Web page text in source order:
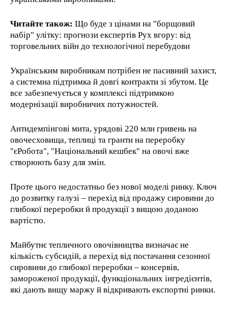
Читайте також: Що буде з цінами на "борщовий
набір" улітку: прогнози експертів Рух вгору: від
торговельних війн до технологічної перебудови
Українським виробникам потрібен не пасивний захист,
а системна підтримка й довгі контракти зі збутом. Це
все забезпечується у комплексі підтримкою
модернізації виробничих потужностей.
Антидемпінгові мита, урядові 220 млн гривень на
овочесховища, теплиці та гранти на переробку
"єРобота", "Національний кешбек" на овочі вже
створюють базу для змін.
Проте цього недостатньо без нової моделі ринку. Ключ
до розвитку галузі – перехід від продажу сировини до
глибокої переробки й продукції з вищою доданою
вартістю.
Майбутнє тепличного овочівництва визначає не
кількість субсидій, а перехід від постачання сезонної
сировини до глибокої переробки – консервів,
замороженої продукції, функціональних інгредієнтів,
які дають вищу маржу й відкривають експортні ринки.